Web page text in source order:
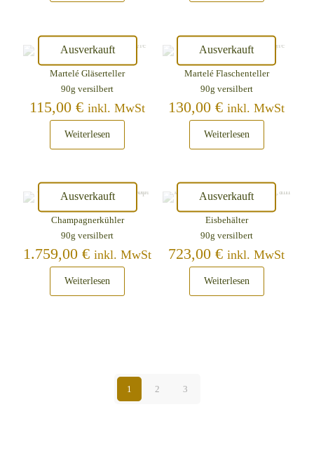
Ausverkauft
Martelé Gläserteller
90g versilbert
115,00€ inkl. MwSt
Weiterlesen
Ausverkauft
Martelé Flaschenteller
90g versilbert
130,00€ inkl. MwSt
Weiterlesen
Ausverkauft
Champagnerkühler
90g versilbert
1.759,00€ inkl. MwSt
Weiterlesen
Ausverkauft
Eisbehälter
90g versilbert
723,00€ inkl. MwSt
Weiterlesen
1 2 3